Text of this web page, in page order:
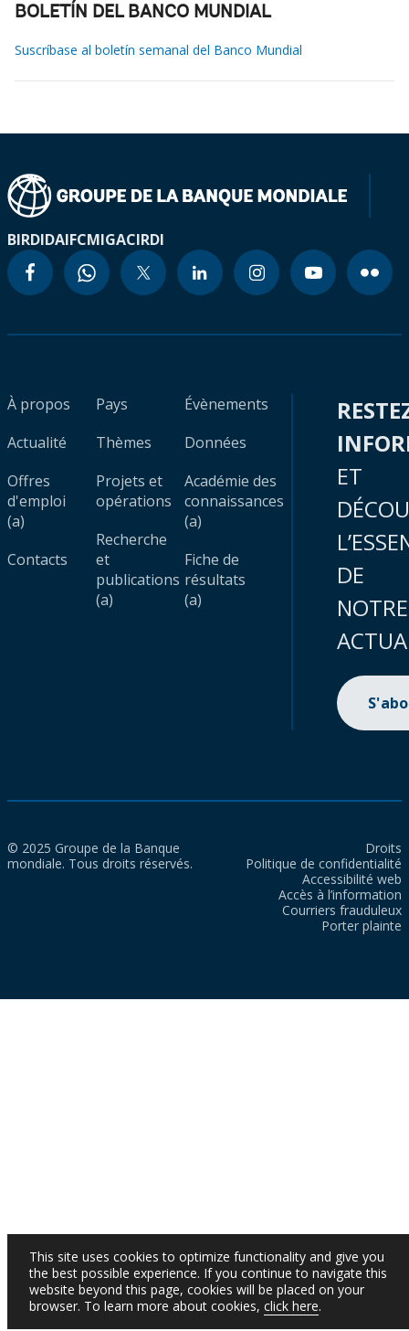
BOLETÍN DEL BANCO MUNDIAL
Suscríbase al boletín semanal del Banco Mundial
BIRDIDAIFCMIGACIRDI
À propos
Actualité
Offres
d'emploi
(a)
Contacts
Pays
Thèmes
Projets et
opérations
Recherche
et
publications
(a)
Évènements
Données
Académie des
connaissances
(a)
Fiche de
résultats
(a)
ET
DE
NOTRE
© 2025 Groupe de la Banque
mondiale. Tous droits réservés.
Droits
Politique de confidentialité
Accessibilité web
Accès à l’information
Courriers frauduleux
Porter plainte
This site uses cookies to optimize functionality and give you
the best possible experience. If you continue to navigate this
website beyond this page, cookies will be placed on your
browser. To learn more about cookies, click here.